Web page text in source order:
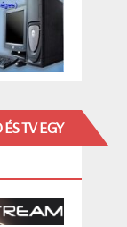
TV EGY